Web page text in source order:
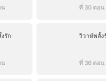
น ที่ 30 ตอน
รัก
น
วิวาห์พลั้ง
ที่ 36 ตอน